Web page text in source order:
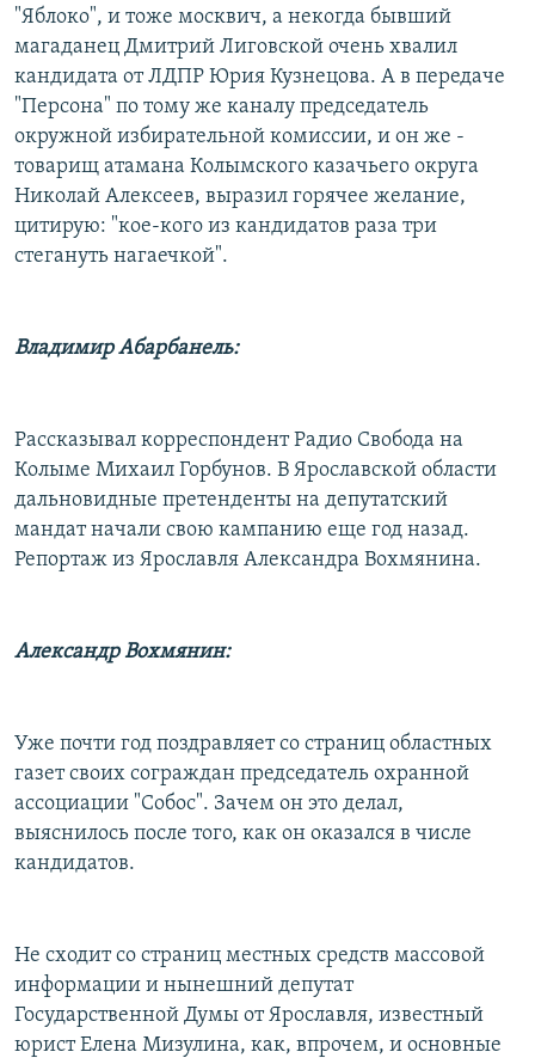
"Яблоко", и тоже москвич, а некогда бывший
магаданец Дмитрий Лиговской очень хвалил
кандидата от ЛДПР Юрия Кузнецова. А в передаче
"Персона" по тому же каналу председатель
окружной избирательной комиссии, и он же -
товарищ атамана Колымского казачьего округа
Николай Алексеев, выразил горячее желание,
цитирую: "кое-кого из кандидатов раза три
стегануть нагаечкой".
Владимир Абарбанель:
Рассказывал корреспондент Радио Свобода на
Колыме Михаил Горбунов. В Ярославской области
дальновидные претенденты на депутатский
мандат начали свою кампанию еще год назад.
Репортаж из Ярославля Александра Вохмянина.
Александр Вохмянин:
Уже почти год поздравляет со страниц областных
газет своих сограждан председатель охранной
ассоциации "Собос". Зачем он это делал,
выяснилось после того, как он оказался в числе
кандидатов.
Не сходит со страниц местных средств массовой
информации и нынешний депутат
Государственной Думы от Ярославля, известный
юрист Елена Мизулина, как, впрочем, и основные